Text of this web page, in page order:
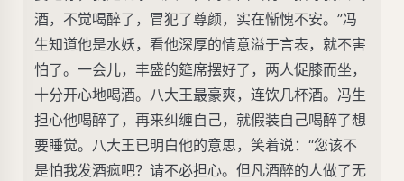
酒，不觉喝醉了，冒犯了尊颜，实在惭愧不安。”冯
生知道他是水妖，看他深厚的情意溢于言表，就不害
怕了。一会儿，丰盛的筵席摆好了，两人促膝而坐，
十分开心地喝酒。八大王最豪爽，连饮几杯酒。冯生
担心他喝醉了，再来纠缠自己，就假装自己喝醉了想
要睡觉。八大王已明白他的意思，笑着说：“您该不
是怕我发酒疯吧？请不必担心。但凡酒醉的人做了无